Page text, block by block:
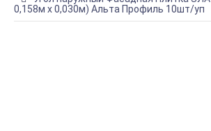
0,158м х 0,030м) Альта Профиль 10шт/уп